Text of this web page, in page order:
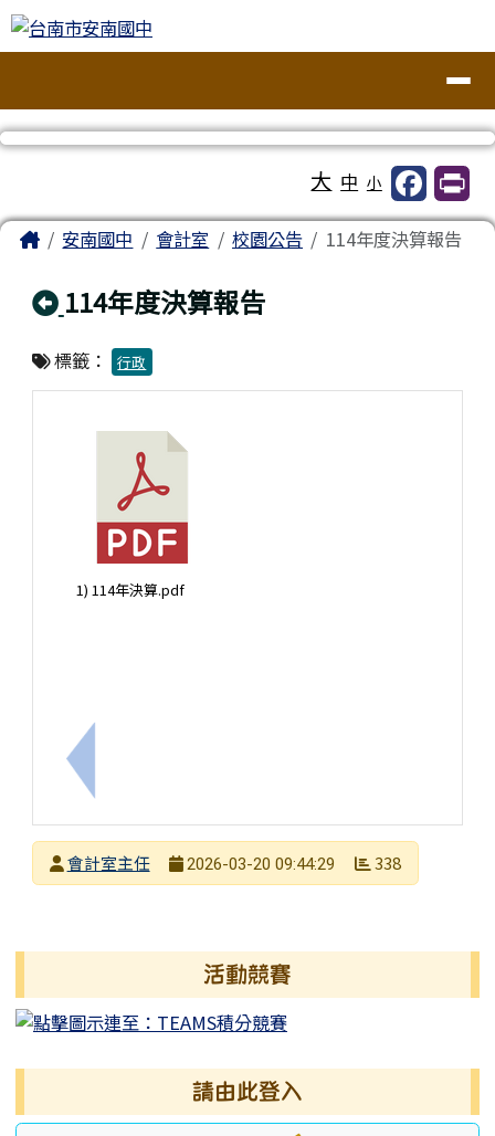
跳至主內容區
台南市安南國中
大 中 小
主內容區域
Home安南國中 會計室 校園公告 114年度決算報告
回上頁
114年度決算報告
標籤： 行政
上一筆：114年度決算報告
1) 114年決算.pdf
發布者
會計室主任
2026-03-20 09:44:29 338
活動競賽
請由此登入
頁尾區域